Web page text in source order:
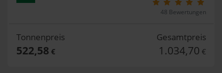
48 Bewertungen
Tonnenpreis
522,58 €
Gesamtpreis
1.034,70 €